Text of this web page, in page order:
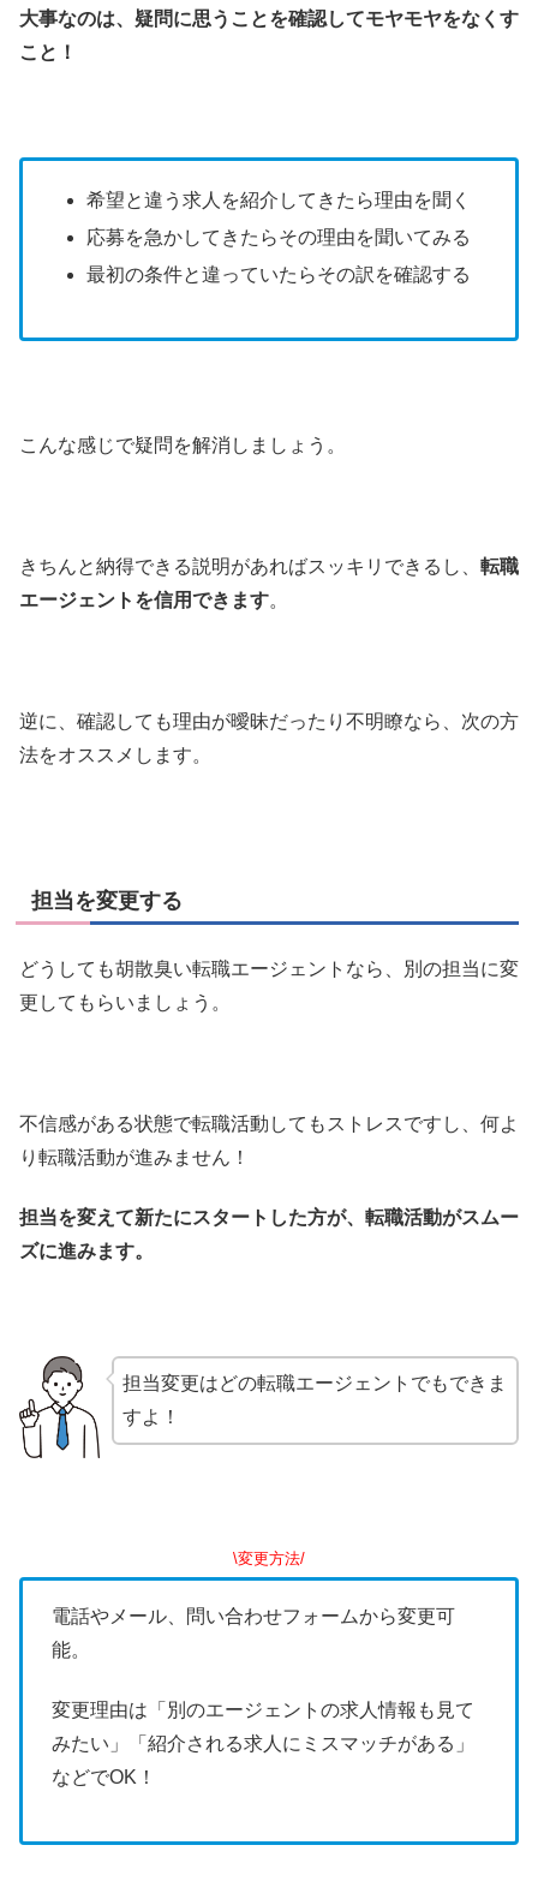
大事なのは、疑問に思うことを確認してモヤモヤをなくす
こと！
希望と違う求人を紹介してきたら理由を聞く
応募を急かしてきたらその理由を聞いてみる
最初の条件と違っていたらその訳を確認する
こんな感じで疑問を解消しましょう。
きちんと納得できる説明があればスッキリできるし、 転職
エージェントを信用できます。
逆に、確認しても理由が曖昧だったり不明瞭なら、次の方
法をオススメします。
担当を変更する
どうしても胡散臭い転職エージェントなら、別の担当に変
更してもらいましょう。
不信感がある状態で転職活動してもストレスですし、何よ
り転職活動が進みません！
担当を変えて新たにスタートした方が、転職活動がスムー
ズに進みます。
担当変更はどの転職エージェントでもできま
すよ！
\変更方法/
電話やメール、問い合わせフォームから変更可
能。
変更理由は「別のエージェントの求人情報も見て
みたい」「紹介される求人にミスマッチがある」
などでOK！